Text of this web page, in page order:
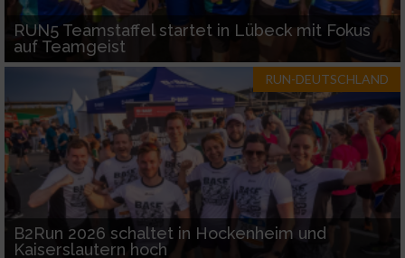
RUN5 Teamstaffel startet in Lübeck mit Fokus
auf Teamgeist
RUN-DEUTSCHLAND
B2Run 2026 schaltet in Hockenheim und
Kaiserslautern hoch